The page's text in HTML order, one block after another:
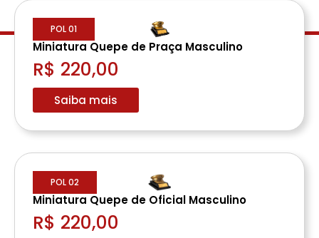
POL 01
Miniatura Quepe de Praça Masculino
R$ 220,00
Saiba mais
POL 02
Miniatura Quepe de Oficial Masculino
R$ 220,00